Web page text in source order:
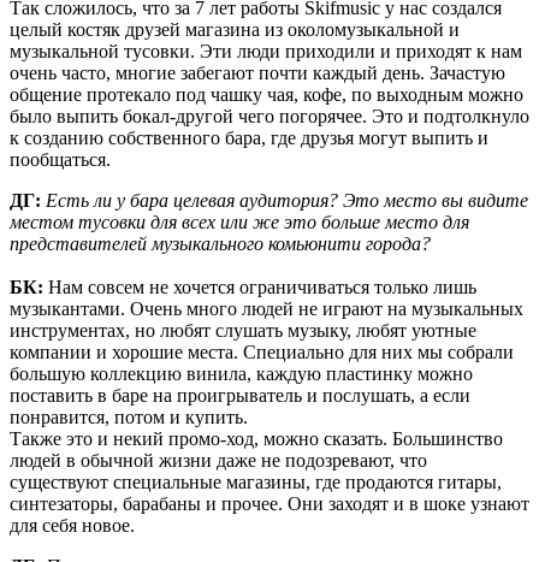
Так сложилось, что за 7 лет работы Skifmusic у нас создался
целый костяк друзей магазина из околомузыкальной и
музыкальной тусовки. Эти люди приходили и приходят к нам
очень часто, многие забегают почти каждый день. Зачастую
общение протекало под чашку чая, кофе, по выходным можно
было выпить бокал-другой чего погорячее. Это и подтолкнуло
к созданию собственного бара, где друзья могут выпить и
пообщаться.
ДГ: Есть ли у бара целевая аудитория? Это место вы видите
местом тусовки для всех или же это больше место для
представителей музыкального комьюнити города?
БК: Нам совсем не хочется ограничиваться только лишь
музыкантами. Очень много людей не играют на музыкальных
инструментах, но любят слушать музыку, любят уютные
компании и хорошие места. Специально для них мы собрали
большую коллекцию винила, каждую пластинку можно
поставить в баре на проигрыватель и послушать, а если
понравится, потом и купить.
Также это и некий промо-ход, можно сказать. Большинство
людей в обычной жизни даже не подозревают, что
существуют специальные магазины, где продаются гитары,
синтезаторы, барабаны и прочее. Они заходят и в шоке узнают
для себя новое.